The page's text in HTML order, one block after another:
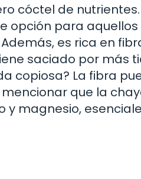
cóctel de nutrientes.
opción para aquellos
es rica en
saciado por más
copiosa? La fibra
que la
y magnesio,